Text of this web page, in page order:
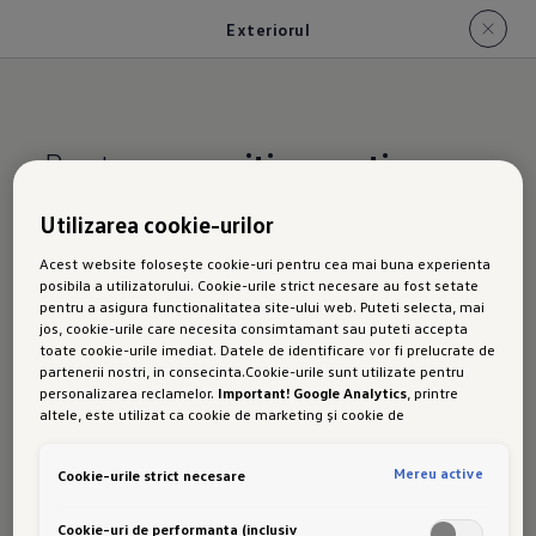
Exteriorul
Pentru oapariție sportiv-
Exterior
ulnoului
Utilizarea cookie-urilor
Acest website folosește cookie-uri pentru cea mai buna experienta
posibila a utilizatorului. Cookie-urile strict necesare au fost setate
pentru a asigura functionalitatea site-ului web. Puteti selecta, mai
jos, cookie-urile care necesita consimtamant sau puteti accepta
toate cookie-urile imediat. Datele de identificare vor fi prelucrate de
partenerii nostri, in consecinta.Cookie-urile sunt utilizate pentru
personalizarea reclamelor. Important! Google Analytics, printre
altele, este utilizat ca cookie de marketing și cookie de
protectie a datelor decat Uniunea Europeana. Prin urmare, nu poate
date datorita legislatiei actuale. Ca urmare, interferenta cu
Cookie-urile strict necesare Mereu active
Cookie-uri de performanta (inclusiv